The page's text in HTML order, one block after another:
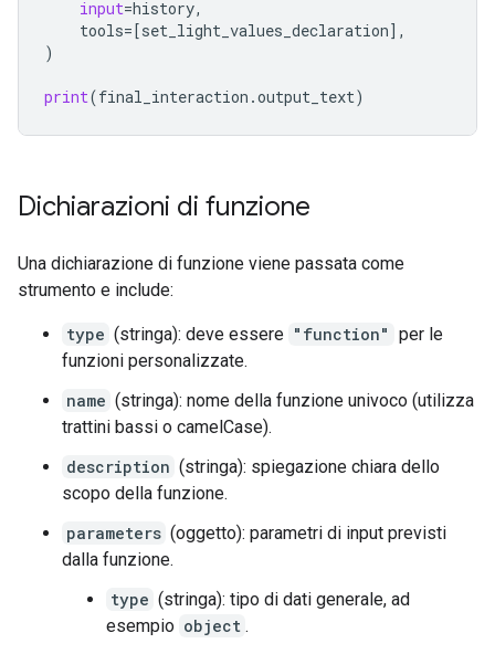
input=history,
tools= [set_light_values_declaration],
)
print(final_interaction .output_text)
Dichiarazioni di funzione
Una dichiarazione di funzione viene passata come
strumento e include:
type (stringa): deve essere "function" per le
funzioni personalizzate.
name (stringa): nome della funzione univoco (utilizza
trattini bassi o camelCase).
description (stringa): spiegazione chiara dello
scopo della funzione.
parameters (oggetto): parametri di input previsti
dalla funzione.
type (stringa): tipo di dati generale, ad
esempio object .